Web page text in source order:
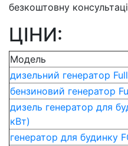
безкоштовну
ЦІНИ:
Модель
дизельний генератор
бензиновий генератор
дизель генератор для
кВт)
генератор для будинку